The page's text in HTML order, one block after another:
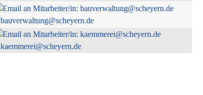
bauverwaltung@scheyern.de
kaemmerei@scheyern.de